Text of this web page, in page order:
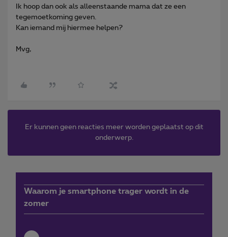
Ik hoop dan ook als alleenstaande mama dat ze een
tegemoetkoming geven.
Kan iemand mij hiermee helpen?
Mvg,
Er kunnen geen reacties meer worden geplaatst op dit
onderwerp.
Waarom je smartphone trager wordt in de
zomer